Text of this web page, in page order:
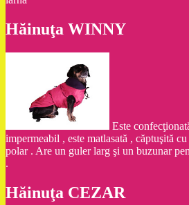
Hăinuţa WINNY
Este
impermeabil , este matlasată , căptuşită
polar . Are un guler larg şi un buzunar
.
Hăinuţa CEZAR